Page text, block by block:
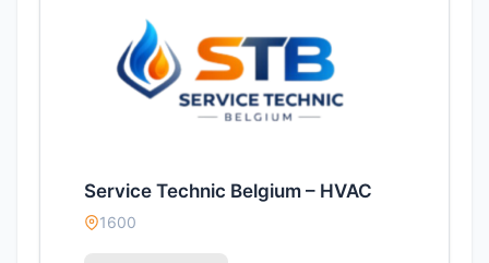
Service Technic Belgium – HVAC
1600